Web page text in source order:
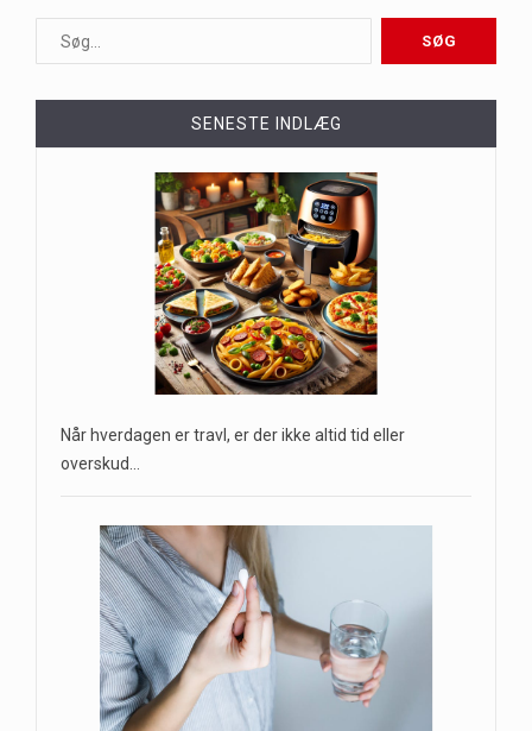
SENESTE INDLÆG
Når hverdagen er travl, er der ikke altid tid eller
overskud…